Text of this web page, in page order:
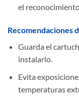
el
Recomendaciones
Guarda el
instalarlo.
Evita
temperaturas